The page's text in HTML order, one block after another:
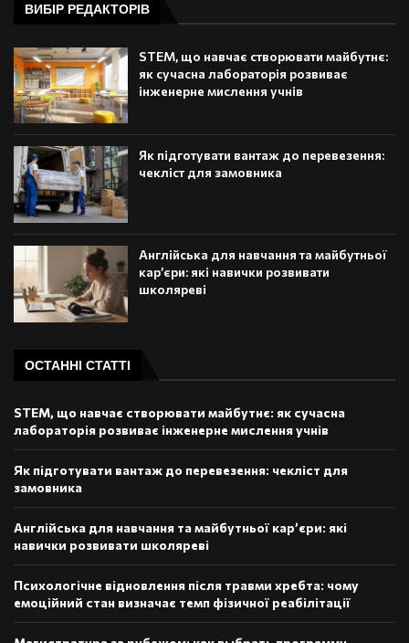
ВИБІР РЕДАКТОРІВ
STEM, що навчає створювати майбутнє:
як сучасна лабораторія розвиває
інженерне мислення учнів
Як підготувати вантаж до перевезення:
чекліст для замовника
Англійська для навчання та майбутньої
кар’єри: які навички розвивати
школяреві
ОСТАННІ СТАТТІ
STEM, що навчає створювати майбутнє: як сучасна
лабораторія розвиває інженерне мислення учнів
Як підготувати вантаж до перевезення: чекліст для
замовника
Англійська для навчання та майбутньої кар’єри: які
навички розвивати школяреві
Психологічне відновлення після травми хребта: чому
емоційний стан визначає темп фізичної реабілітації